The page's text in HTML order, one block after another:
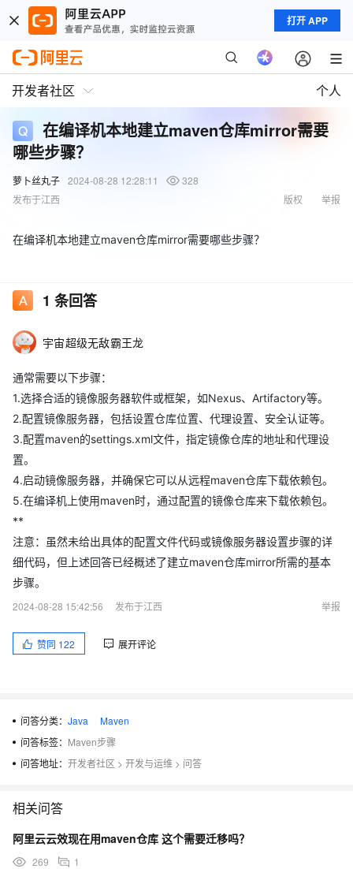
打开 APP
开发者社区 个人
在编译机本地建立maven仓库mirror需要
哪些步骤？
萝卜丝丸子 2024-08-28 12:28:11
328
发布于江西
举报
版权
在编译机本地建立maven仓库mirror需要哪些步骤？
1 条回答
宇宙超级无敌霸王龙
通常需要以下步骤：
1.选择合适的镜像服务器软件或框架，如Nexus、Artifactory等。
2.配置镜像服务器，包括设置仓库位置、代理设置、安全认证等。
3.配置maven的settings.xml文件，指定镜像仓库的地址和代理设
置。
4.启动镜像服务器，并确保它可以从远程maven仓库下载依赖包。
5.在编译机上使用maven时，通过配置的镜像仓库来下载依赖包。
**
注意：虽然未给出具体的配置文件代码或镜像服务器设置步骤的详
细代码，但上述回答已经概述了建立maven仓库mirror所需的基本
步骤。
2024-08-28 15:42:56
发布于江西 举报
赞同 122 展开评论
问答分类： Java
Maven
问答标签： Maven步骤
问答地址： 开发者社区 > 开发与运维 > 问答
相关问答
阿里云云效现在用maven仓库 这个需要迁移吗？
269 1